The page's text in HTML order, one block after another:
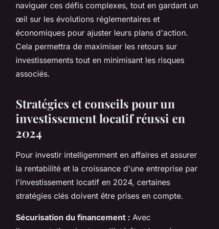
naviguer ces défis complexes, tout en gardant un
œil sur les évolutions réglementaires et
économiques pour ajuster leurs plans d'action.
Cela permettra de maximiser les retours sur
investissements tout en minimisant les risques
associés.
Stratégies et conseils pour un
investissement locatif réussi en
2024
Pour investir intelligemment en affaires et assurer
la rentabilité et la croissance d'une entreprise par
l'investissement locatif en 2024, certaines
stratégies clés doivent être prises en compte.
Sécurisation du financement : Avec